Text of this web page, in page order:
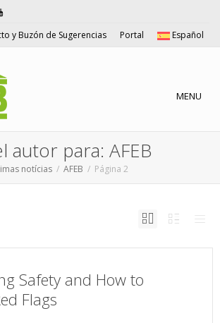
y Buzón de Sugerencias Portal Español
Cambiar
MENU
autor para: AFEB
notícias AFEB Página 2
Safety and How to
Flags